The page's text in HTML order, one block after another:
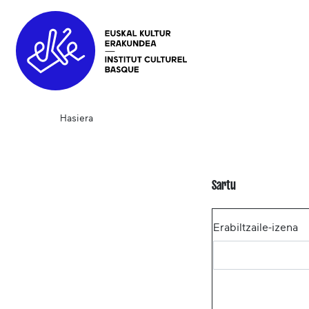
Hasiera
Sartu
Erabiltzaile-izena